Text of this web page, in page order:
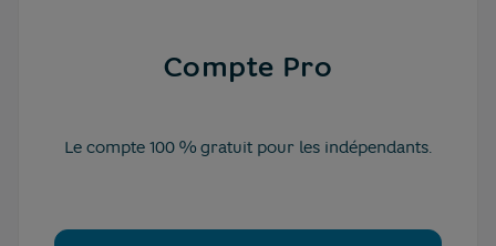
Compte Pro
Le compte 100 % gratuit pour les indépendants.